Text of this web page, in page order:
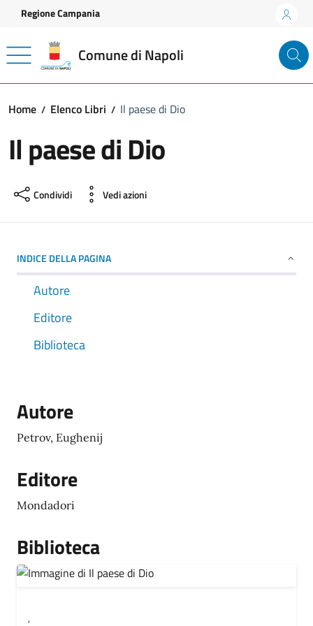
Vai ai contenuti
Vai al footer
Regione Campania
Comune di Napoli
Home Elenco Libri Il paese di Dio
Il paese di Dio
Condividi Vedi azioni
INDICE DELLA PAGINA
Autore
Editore
Biblioteca
Autore
Petrov, Eughenij
Editore
Mondadori
Biblioteca
,